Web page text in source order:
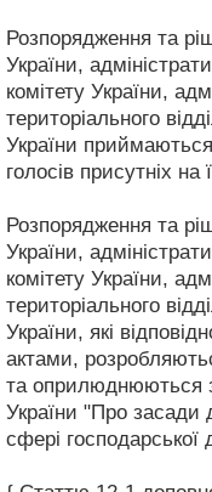
Розпорядження та
України,
комітету України,
територіального
України
голосів присутніх на
Розпорядження та
України,
комітету України,
територіального
України, які
актами,
та оприлюднюються
України "Про засади
сфері господарської